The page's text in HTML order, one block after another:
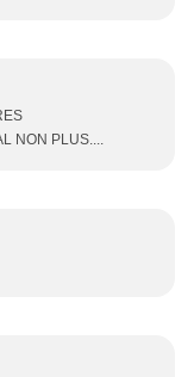
NON PLUS....